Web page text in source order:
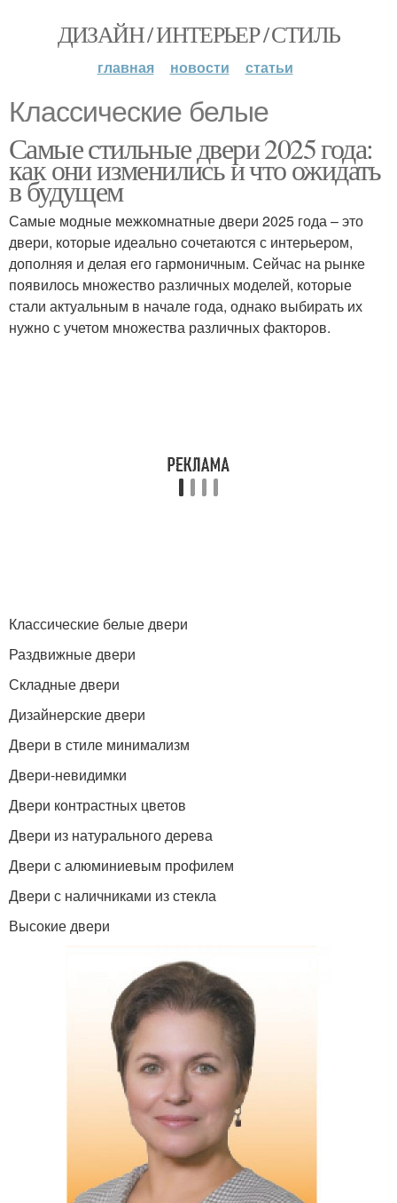
ДИЗАЙН / ИНТЕРЬЕР / СТИЛЬ
главная новости статьи
Классические белые
Самые стильные двери 2025 года:
как они изменились и что ожидать
в будущем
Самые модные межкомнатные двери 2025 года – это
двери, которые идеально сочетаются с интерьером,
дополняя и делая его гармоничным. Сейчас на рынке
появилось множество различных моделей, которые
стали актуальным в начале года, однако выбирать их
нужно с учетом множества различных факторов.
Классические белые двери
Раздвижные двери
Складные двери
Дизайнерские двери
Двери в стиле минимализм
Двери-невидимки
Двери контрастных цветов
Двери из натурального дерева
Двери с алюминиевым профилем
Двери с наличниками из стекла
Высокие двери